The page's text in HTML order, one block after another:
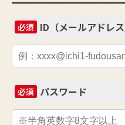
必須 ID（メールアドレス
必須 パスワード